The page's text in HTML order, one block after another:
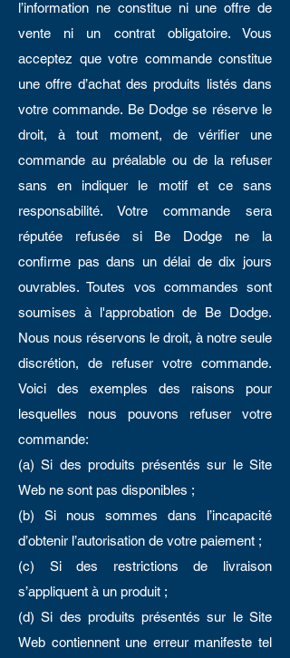
l’information ne constitue ni une offre de
vente ni un contrat obligatoire. Vous
acceptez que votre commande constitue
une offre d’achat des produits listés dans
votre commande. Be Dodge se réserve le
droit, à tout moment, de vérifier une
commande au préalable ou de la refuser
sans en indiquer le motif et ce sans
responsabilité. Votre commande sera
réputée refusée si Be Dodge ne la
confirme pas dans un délai de dix jours
ouvrables. Toutes vos commandes sont
soumises à l'approbation de Be Dodge.
Nous nous réservons le droit, à notre seule
discrétion, de refuser votre commande.
Voici des exemples des raisons pour
lesquelles nous pouvons refuser votre
commande:
(a) Si des produits présentés sur le Site
Web ne sont pas disponibles ;
(b) Si nous sommes dans l’incapacité
d’obtenir l’autorisation de votre paiement ;
(c) Si des restrictions de livraison
s’appliquent à un produit ;
(d) Si des produits présentés sur le Site
Web contiennent une erreur manifeste tel